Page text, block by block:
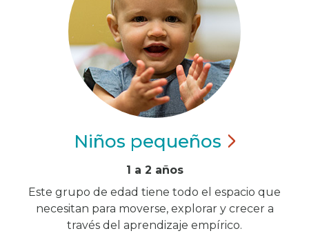
Niños pequeños
1 a 2 años
Este grupo de edad tiene todo el espacio que
necesitan para moverse, explorar y crecer a
través del aprendizaje empírico.